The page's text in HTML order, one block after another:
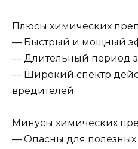
Плюсы химических
— Быстрый и мощный
— Длительный период
— Широкий спектр
вредителей
Минусы химических
— Опасны для полезных